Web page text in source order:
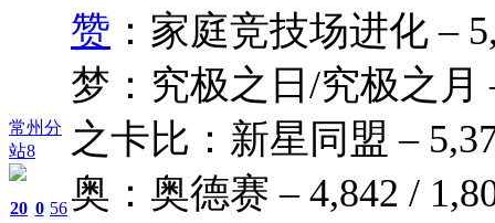
常州分
站8
20 0 56
赞 ：家庭竞技场进化 –
梦：究极之日/究极之月
之卡比：新星同盟 –
奥：奥德赛 – 4,842 /